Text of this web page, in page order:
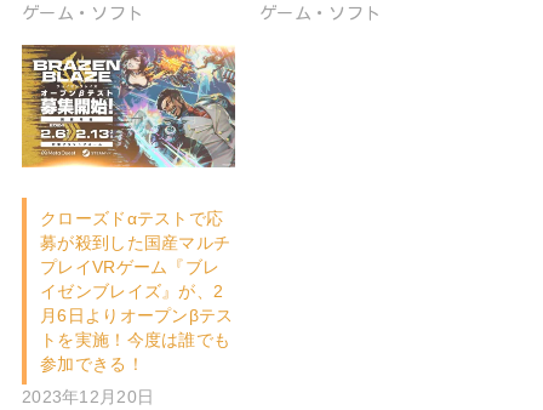
ゲーム・ソフト ゲーム・ソフト
クローズドαテストで応
募が殺到した国産マルチ
プレイVRゲーム『ブレ
イゼンブレイズ』が、2
月6日よりオープンβテス
トを実施！今度は誰でも
参加できる！
2023年12月20日